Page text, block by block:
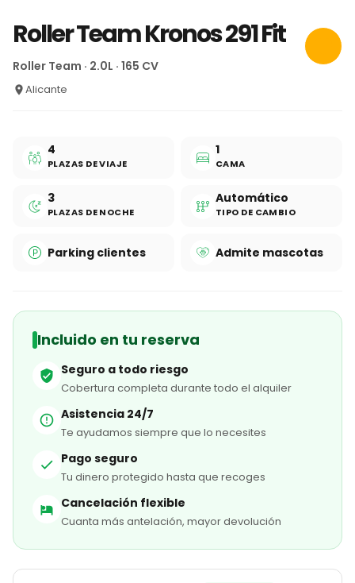
Roller Team Kronos 291 Fit
Roller Team · 2.0L · 165 CV
Alicante
4
PLAZAS DE VIAJE
1
CAMA
3
PLAZAS DE NOCHE
Automático
TIPO DE CAMBIO
Parking clientes Admite mascotas
Incluido en tu reserva
Seguro a todo riesgo
Cobertura completa durante todo el alquiler
Asistencia 24/7
Te ayudamos siempre que lo necesites
Pago seguro
Tu dinero protegido hasta que recoges
Cancelación flexible
Cuanta más antelación, mayor devolución